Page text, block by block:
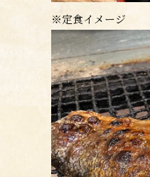
※定食イメージ